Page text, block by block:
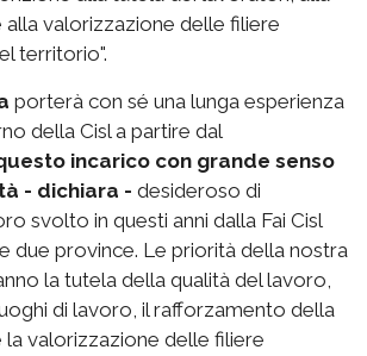
valorizzazione delle filiere
territorio".
porterà con sé una lunga esperienza
della Cisl a partire dal
incarico con grande senso
- dichiara - desideroso di
svolto in questi anni dalla Fai Cisl
due province. Le priorità della nostra
la tutela della qualità del lavoro,
di lavoro, il rafforzamento della
valorizzazione delle filiere